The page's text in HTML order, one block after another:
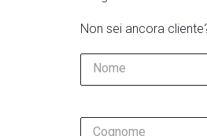
Non sei ancora
Nome
Cognome